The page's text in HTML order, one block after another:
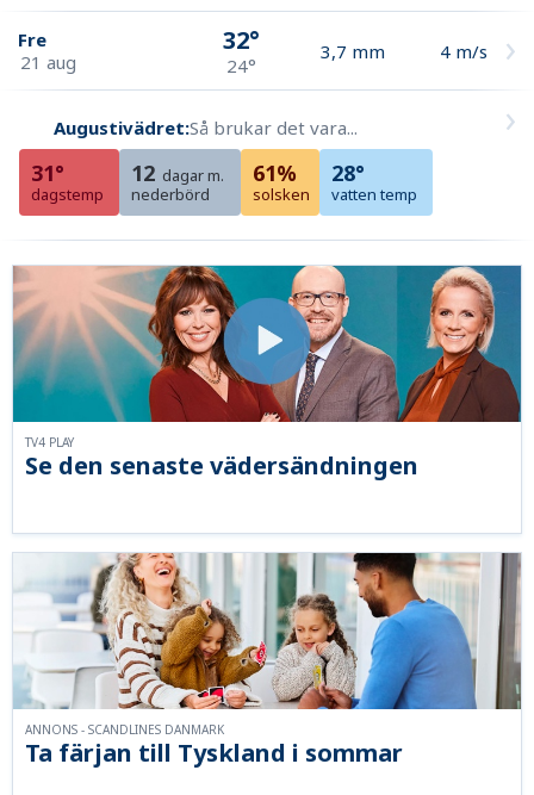
Fre
21 aug
32°
24°
3,7 mm 4 m/s
Augustivädret:Så brukar det vara...
31°
dagstemp
12 dagar m.
nederbörd
61%
solsken
28°
vatten temp
Se den senaste vädersändningen
TV4 PLAY
Ta färjan till Tyskland i sommar
ANNONS - SCANDLINES DANMARK